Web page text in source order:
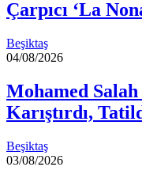
Çarpıcı ‘La
Beşiktaş
04/08/2026
Mohamed
Karıştırdı,
Beşiktaş
03/08/2026